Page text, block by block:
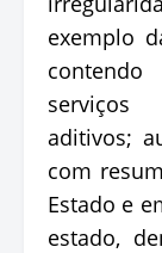
exemplo
serviços
aditivos;
com
Estado e
estado,